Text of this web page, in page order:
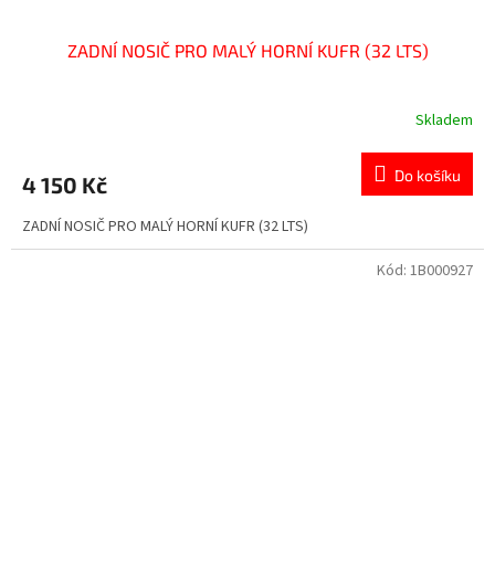
ZADNÍ NOSIČ PRO MALÝ HORNÍ KUFR (32 LTS)
Skladem
4 150 Kč Do košíku
ZADNÍ NOSIČ PRO MALÝ HORNÍ KUFR (32 LTS)
Kód: 1B000927